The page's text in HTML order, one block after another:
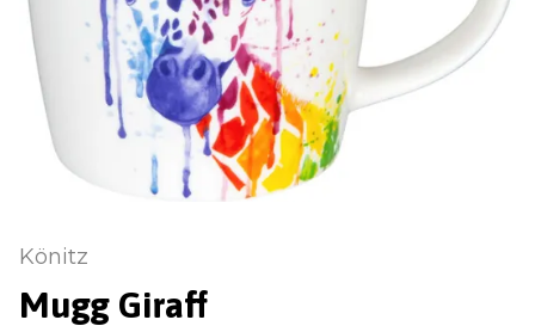
Könitz
Mugg Giraff